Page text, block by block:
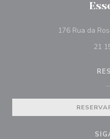
176 Rua da
21